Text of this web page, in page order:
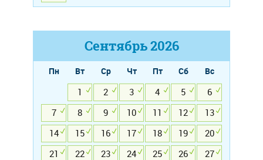
Сентябрь2026
Пн Вт Ср Чт Пт Сб
Вс
1
2 3 4 5
6
7
8 9 10 11 12
13
14
15 16 17 18 19
20
21
22 23 24 25 26
27